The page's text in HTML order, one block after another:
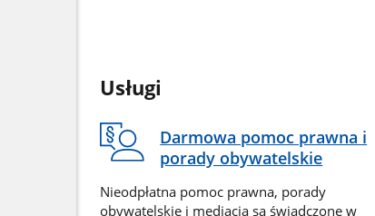
Usługi
Darmowa pomoc prawna i
porady obywatelskie
Nieodpłatna pomoc prawna, porady
obywatelskie i mediacja są świadczone w